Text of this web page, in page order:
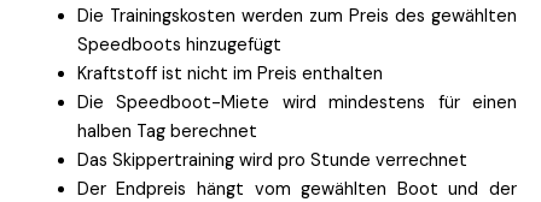
Die Trainingskosten werden zum Preis des gewählten
Speedboots hinzugefügt
Kraftstoff ist nicht im Preis enthalten
Die Speedboot-Miete wird mindestens für einen
halben Tag berechnet
Das Skippertraining wird pro Stunde verrechnet
Der Endpreis hängt vom gewählten Boot und der